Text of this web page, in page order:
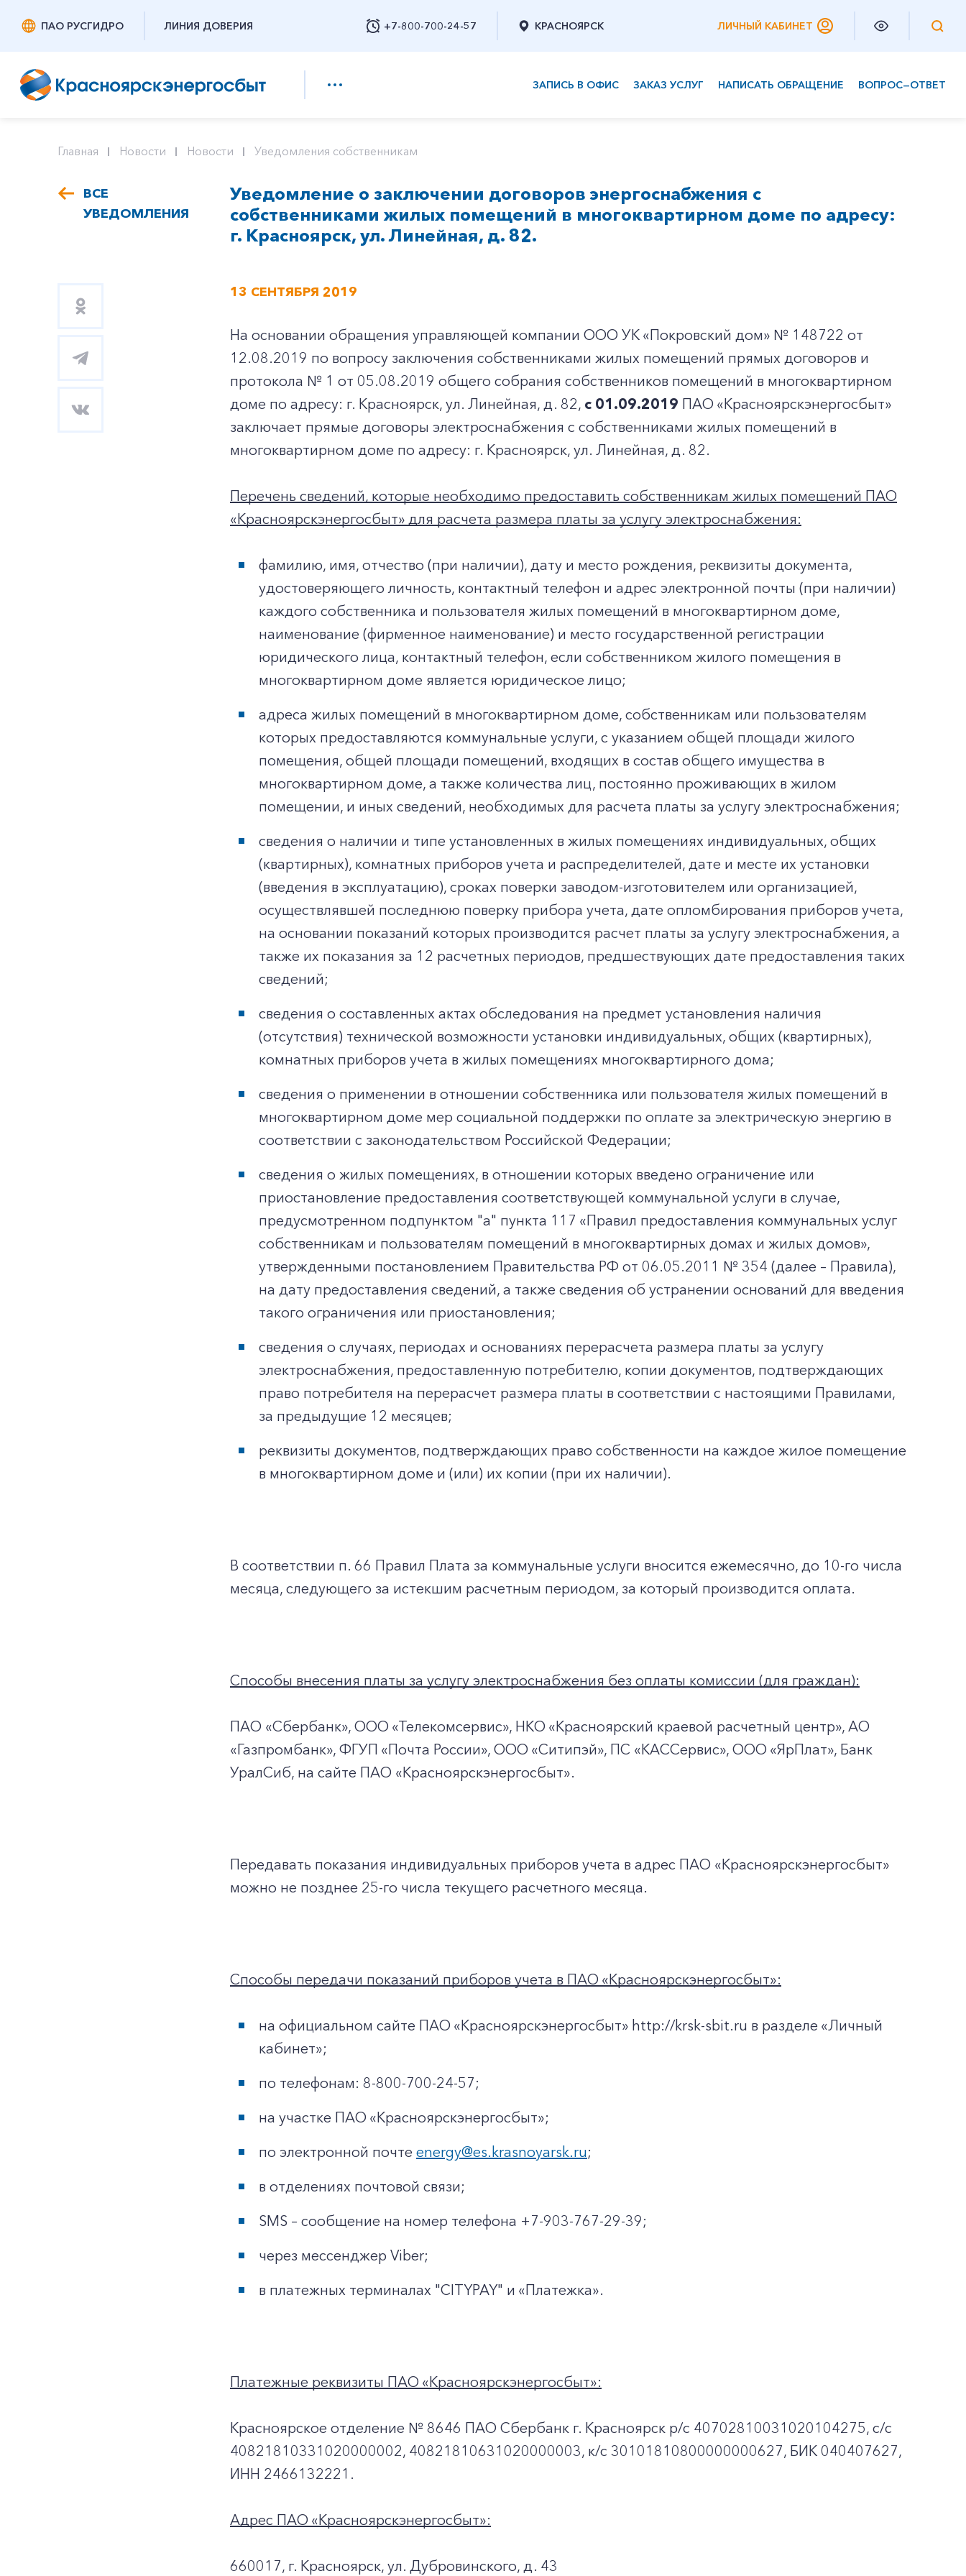
ПАО РУСГИДРО ЛИНИЯ ДОВЕРИЯ +7-800-700-24-57
Заказать обратный звонок
КРАСНОЯРСК ЛИЧНЫЙ КАБИНЕТ
ЗАПИСЬ В ОФИС ЗАКАЗ УСЛУГ НАПИСАТЬ ОБРАЩЕНИЕ ВОПРОС—ОТВЕТ
Заказать обратный звонок
Главная Новости Новости Уведомления собственникам
ВСЕ
УВЕДОМЛЕНИЯ
Уведомление о заключении договоров энергоснабжения с
собственниками жилых помещений в многоквартирном доме по адресу:
г. Красноярск, ул. Линейная, д. 82.
13 СЕНТЯБРЯ 2019
На основании обращения управляющей компании ООО УК «Покровский дом» № 148722 от
12.08.2019 по вопросу заключения собственниками жилых помещений прямых договоров и
протокола № 1 от 05.08.2019 общего собрания собственников помещений в многоквартирном
доме по адресу: г. Красноярск, ул. Линейная, д. 82, с 01.09.2019 ПАО «Красноярскэнергосбыт»
заключает прямые договоры электроснабжения с собственниками жилых помещений в
многоквартирном доме по адресу: г. Красноярск, ул. Линейная, д. 82.
Перечень сведений, которые необходимо предоставить собственникам жилых помещений ПАО
«Красноярскэнергосбыт» для расчета размера платы за услугу электроснабжения:
фамилию, имя, отчество (при наличии), дату и место рождения, реквизиты документа,
удостоверяющего личность, контактный телефон и адрес электронной почты (при наличии)
каждого собственника и пользователя жилых помещений в многоквартирном доме,
наименование (фирменное наименование) и место государственной регистрации
юридического лица, контактный телефон, если собственником жилого помещения в
многоквартирном доме является юридическое лицо;
адреса жилых помещений в многоквартирном доме, собственникам или пользователям
которых предоставляются коммунальные услуги, с указанием общей площади жилого
помещения, общей площади помещений, входящих в состав общего имущества в
многоквартирном доме, а также количества лиц, постоянно проживающих в жилом
помещении, и иных сведений, необходимых для расчета платы за услугу электроснабжения;
сведения о наличии и типе установленных в жилых помещениях индивидуальных, общих
(квартирных), комнатных приборов учета и распределителей, дате и месте их установки
(введения в эксплуатацию), сроках поверки заводом-изготовителем или организацией,
осуществлявшей последнюю поверку прибора учета, дате опломбирования приборов учета,
на основании показаний которых производится расчет платы за услугу электроснабжения, а
также их показания за 12 расчетных периодов, предшествующих дате предоставления таких
сведений;
сведения о составленных актах обследования на предмет установления наличия
(отсутствия) технической возможности установки индивидуальных, общих (квартирных),
комнатных приборов учета в жилых помещениях многоквартирного дома;
сведения о применении в отношении собственника или пользователя жилых помещений в
многоквартирном доме мер социальной поддержки по оплате за электрическую энергию в
соответствии с законодательством Российской Федерации;
сведения о жилых помещениях, в отношении которых введено ограничение или
приостановление предоставления соответствующей коммунальной услуги в случае,
предусмотренном подпунктом "а" пункта 117 «Правил предоставления коммунальных услуг
собственникам и пользователям помещений в многоквартирных домах и жилых домов»,
утвержденными постановлением Правительства РФ от 06.05.2011 № 354 (далее – Правила),
на дату предоставления сведений, а также сведения об устранении оснований для введения
такого ограничения или приостановления;
сведения о случаях, периодах и основаниях перерасчета размера платы за услугу
электроснабжения, предоставленную потребителю, копии документов, подтверждающих
право потребителя на перерасчет размера платы в соответствии с настоящими Правилами,
за предыдущие 12 месяцев;
реквизиты документов, подтверждающих право собственности на каждое жилое помещение
в многоквартирном доме и (или) их копии (при их наличии).
В соответствии п. 66 Правил Плата за коммунальные услуги вносится ежемесячно, до 10-го числа
месяца, следующего за истекшим расчетным периодом, за который производится оплата.
Способы внесения платы за услугу электроснабжения без оплаты комиссии (для граждан):
ПАО «Сбербанк», ООО «Телекомсервис», НКО «Красноярский краевой расчетный центр», АО
«Газпромбанк», ФГУП «Почта России», ООО «Ситипэй», ПС «КАССервис», ООО «ЯрПлат», Банк
УралСиб, на сайте ПАО «Красноярскэнергосбыт».
Передавать показания индивидуальных приборов учета в адрес ПАО «Красноярскэнергосбыт»
можно не позднее 25-го числа текущего расчетного месяца.
Способы передачи показаний приборов учета в ПАО «Красноярскэнергосбыт»:
на официальном сайте ПАО «Красноярскэнергосбыт» http://krsk-sbit.ru в разделе «Личный
кабинет»;
по телефонам: 8-800-700-24-57;
на участке ПАО «Красноярскэнергосбыт»;
по электронной почте energy@es.krasnoyarsk.ru;
в отделениях почтовой связи;
SMS – сообщение на номер телефона +7-903-767-29-39;
через мессенджер Viber;
в платежных терминалах "CITYPAY" и «Платежка».
Платежные реквизиты ПАО «Красноярскэнергосбыт»:
Красноярское отделение № 8646 ПАО Сбербанк г. Красноярск p/c 40702810031020104275, с/с
40821810331020000002, 40821810631020000003, к/c 30101810800000000627, БИК 040407627,
ИНН 2466132221.
Адрес ПАО «Красноярскэнергосбыт»:
660017, г. Красноярск, ул. Дубровинского, д. 43